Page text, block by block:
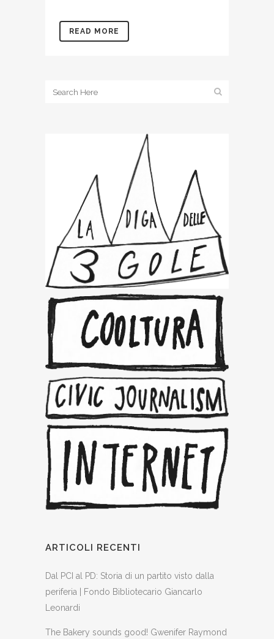
READ MORE
ARTICOLI RECENTI
Dal PCI al PD: Storia di un partito visto dalla
periferia | Fondo Bibliotecario Giancarlo
Leonardi
The Bakery sounds good! Gwenifer Raymond